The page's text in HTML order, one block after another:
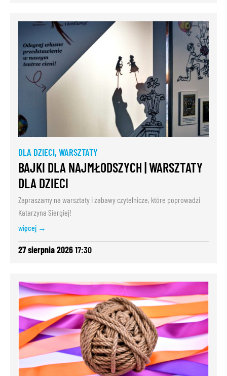
DLA DZIECI, WARSZTATY
BAJKI DLA NAJMŁODSZYCH | WARSZTATY
DLA DZIECI
Zapraszamy na warsztaty i zabawy czytelnicze, które poprowadzi
Katarzyna Siergiej!
więcej →
27 sierpnia 202617:30